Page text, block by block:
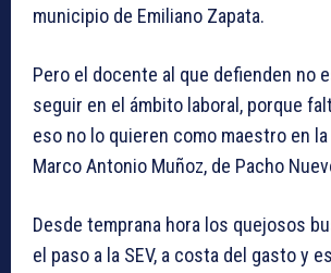
municipio de Emiliano Zapata.
Pero el docente al que defienden no
seguir en el ámbito laboral, porque
eso no lo quieren como maestro en
Marco Antonio Muñoz, de Pacho
Desde temprana hora los quejosos
el paso a la SEV, a costa del gasto y